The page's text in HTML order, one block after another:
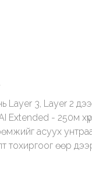
3, Layer 2
- 250м
асуух
тохиргоог өөр